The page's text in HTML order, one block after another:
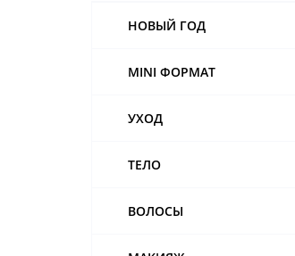
НОВЫЙ ГОД
MINI ФОРМАТ
УХОД
ТЕЛО
ВОЛОСЫ